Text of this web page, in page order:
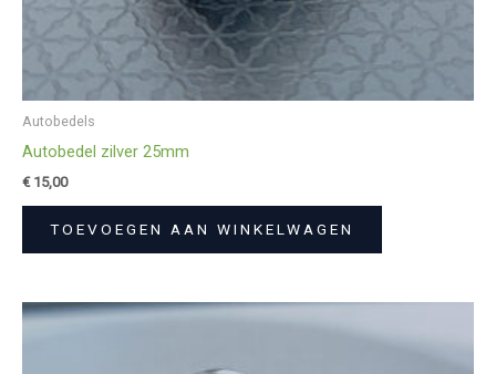
Autobedels
Autobedel zilver 25mm
€15,00
TOEVOEGEN AAN WINKELWAGEN